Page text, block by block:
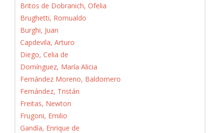
Britos de Dobranich, Ofelia
Brughetti, Romualdo
Burghi, Juan
Capdevila, Arturo
Diego, Celia de
Domínguez, María Alicia
Fernández Moreno, Baldomero
Fernández, Tristán
Freitas, Newton
Frugoni, Emilio
Gandía, Enrique de